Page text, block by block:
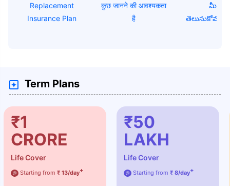
Replacement
Insurance Plan
कुछ जानने की आवश्यकता
है
మీరు
Term Plans
₹1
CRORE
Life Cover
@ Starting from ₹ 13/day+
₹50
LAKH
Life Cover
@ Starting from ₹ 8/day+